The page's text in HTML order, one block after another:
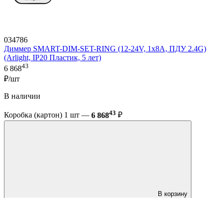
034786
Диммер SMART-DIM-SET-RING (12-24V, 1x8A, ПДУ 2.4G)
(Arlight, IP20 Пластик, 5 лет)
6 86843
₽/шт
В наличии
Коробка (картон) 1 шт — 6 86843 ₽
В корзину